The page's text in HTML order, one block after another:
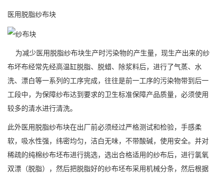
医用脱脂纱布块
为减少医用脱脂纱布块生产时污染物的产生量，现生产出来的纱
布坏布经常先经高温缸脱脂、脱蜡、除浆料后，进行了气蒸、水
洗、漂白等一系列的工序完成，往往是前一工序的污染物带到后一
工段中，为保障纱布达到要求的卫生标准保障产品质量，必须使用
较多的清水进行清洗。
此外医用脱脂纱布块在出厂前必须经过严格测试和检验，手感柔
软，吸水性强，纬密均匀，洁白无味，不带酸碱，使用安全。并对
稀疏的纯棉纱布坯布进行挑选，选出合格适用的纱布后，进行氯氧
双漂（脱脂），然后把脱脂好的纱布坯布采用机械分条，然后根据